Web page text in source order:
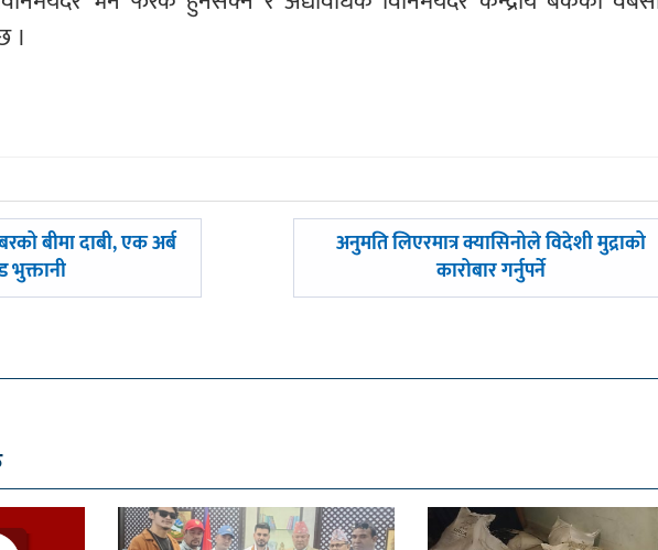
।
बीमा दाबी, एक अर्ब
भुक्तानी
अघिल्लाे
अनुमति लिएरमात्र क्यासिनोले विदेशी मुद्राको
कारोबार गर्नुपर्ने